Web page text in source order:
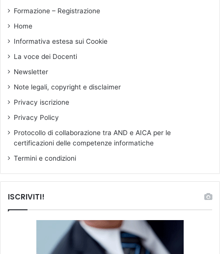
Formazione – Registrazione
Home
Informativa estesa sui Cookie
La voce dei Docenti
Newsletter
Note legali, copyright e disclaimer
Privacy iscrizione
Privacy Policy
Protocollo di collaborazione tra AND e AICA per le
certificazioni delle competenze informatiche
Termini e condizioni
ISCRIVITI!